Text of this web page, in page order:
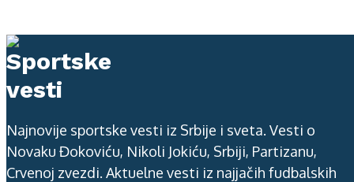
Najnovije sportske vesti iz Srbije i sveta. Vesti o
Novaku Đokoviću, Nikoli Jokiću, Srbiji, Partizanu,
Crvenoj zvezdi. Aktuelne vesti iz najjačih fudbalskih